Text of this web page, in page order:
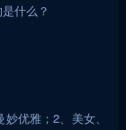
什么？
优雅；2、美女、